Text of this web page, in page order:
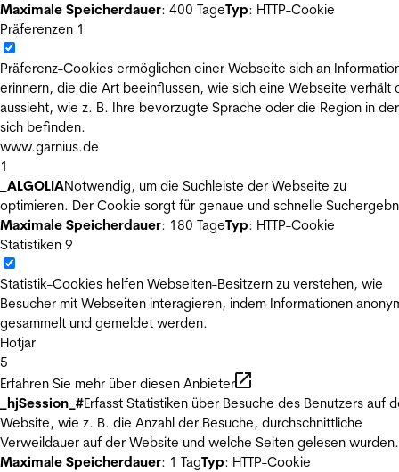
Maximale Speicherdauer: 400 TageTyp: HTTP-Cookie
Präferenzen 1
Präferenz-Cookies ermöglichen einer Webseite sich an
erinnern, die die Art beeinflussen, wie sich eine Webseite verhält
aussieht, wie z. B. Ihre bevorzugte Sprache oder die Region in
sich befinden.
www.garnius.de
1
_ALGOLIANotwendig, um die Suchleiste der Webseite zu
optimieren. Der Cookie sorgt für genaue und schnelle
Maximale Speicherdauer: 180 TageTyp: HTTP-Cookie
Statistiken 9
Statistik-Cookies helfen Webseiten-Besitzern zu verstehen, wie
Besucher mit Webseiten interagieren, indem Informationen
gesammelt und gemeldet werden.
Hotjar
5
Erfahren Sie mehr über diesen Anbieter
_hjSession_#Erfasst Statistiken über Besuche des Benutzers auf
Website, wie z. B. die Anzahl der Besuche, durchschnittliche
Verweildauer auf der Website und welche Seiten gelesen wurden.
Maximale Speicherdauer: 1 TagTyp: HTTP-Cookie